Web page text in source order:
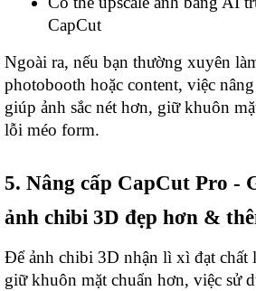
CapCut
Ngoài ra, nếu bạn thường xuyên
photobooth hoặc content, việc nâng
giúp ảnh sắc nét hơn, giữ khuôn
lỗi méo form.
5. Nâng cấp CapCut Pro -
ảnh chibi 3D đẹp hơn &
Để ảnh chibi 3D nhận lì xì đạt chất
giữ khuôn mặt chuẩn hơn, việc sử